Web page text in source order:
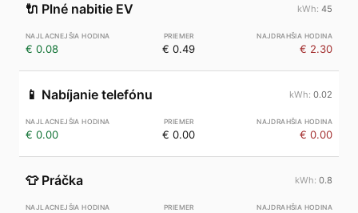
🔌 Plné nabitie EV 45
€ 0.08 € 0.49 € 2.30
📱 Nabíjanie telefónu 0.02
€ 0.00 € 0.00 € 0.00
👕 Práčka 0.8